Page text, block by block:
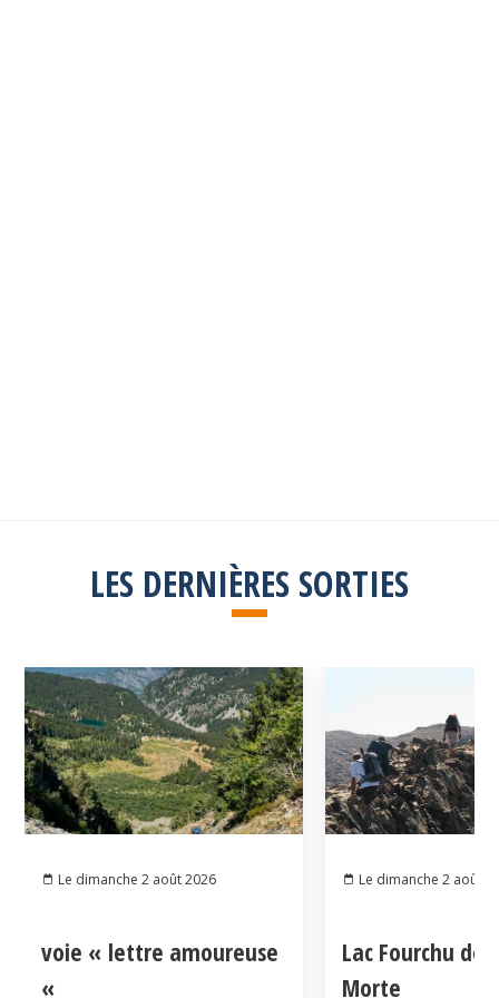
LES DERNIÈRES SORTIES
Le dimanche 2 août 2026
voie « lettre amoureuse
«
Le dimanche 2 août
Lac Fourchu
Morte